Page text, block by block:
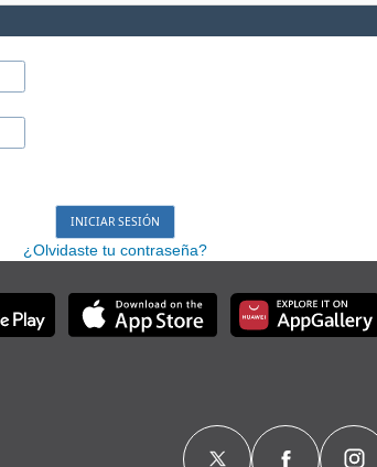
¿Olvidaste tu contraseña?